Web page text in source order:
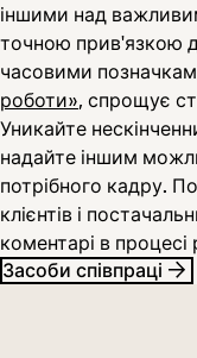
іншими над
точною прив'язкою
часовими
роботи», спрощує
Уникайте
надайте іншим
потрібного кадру.
клієнтів і
коментарі в
Засоби співпраці